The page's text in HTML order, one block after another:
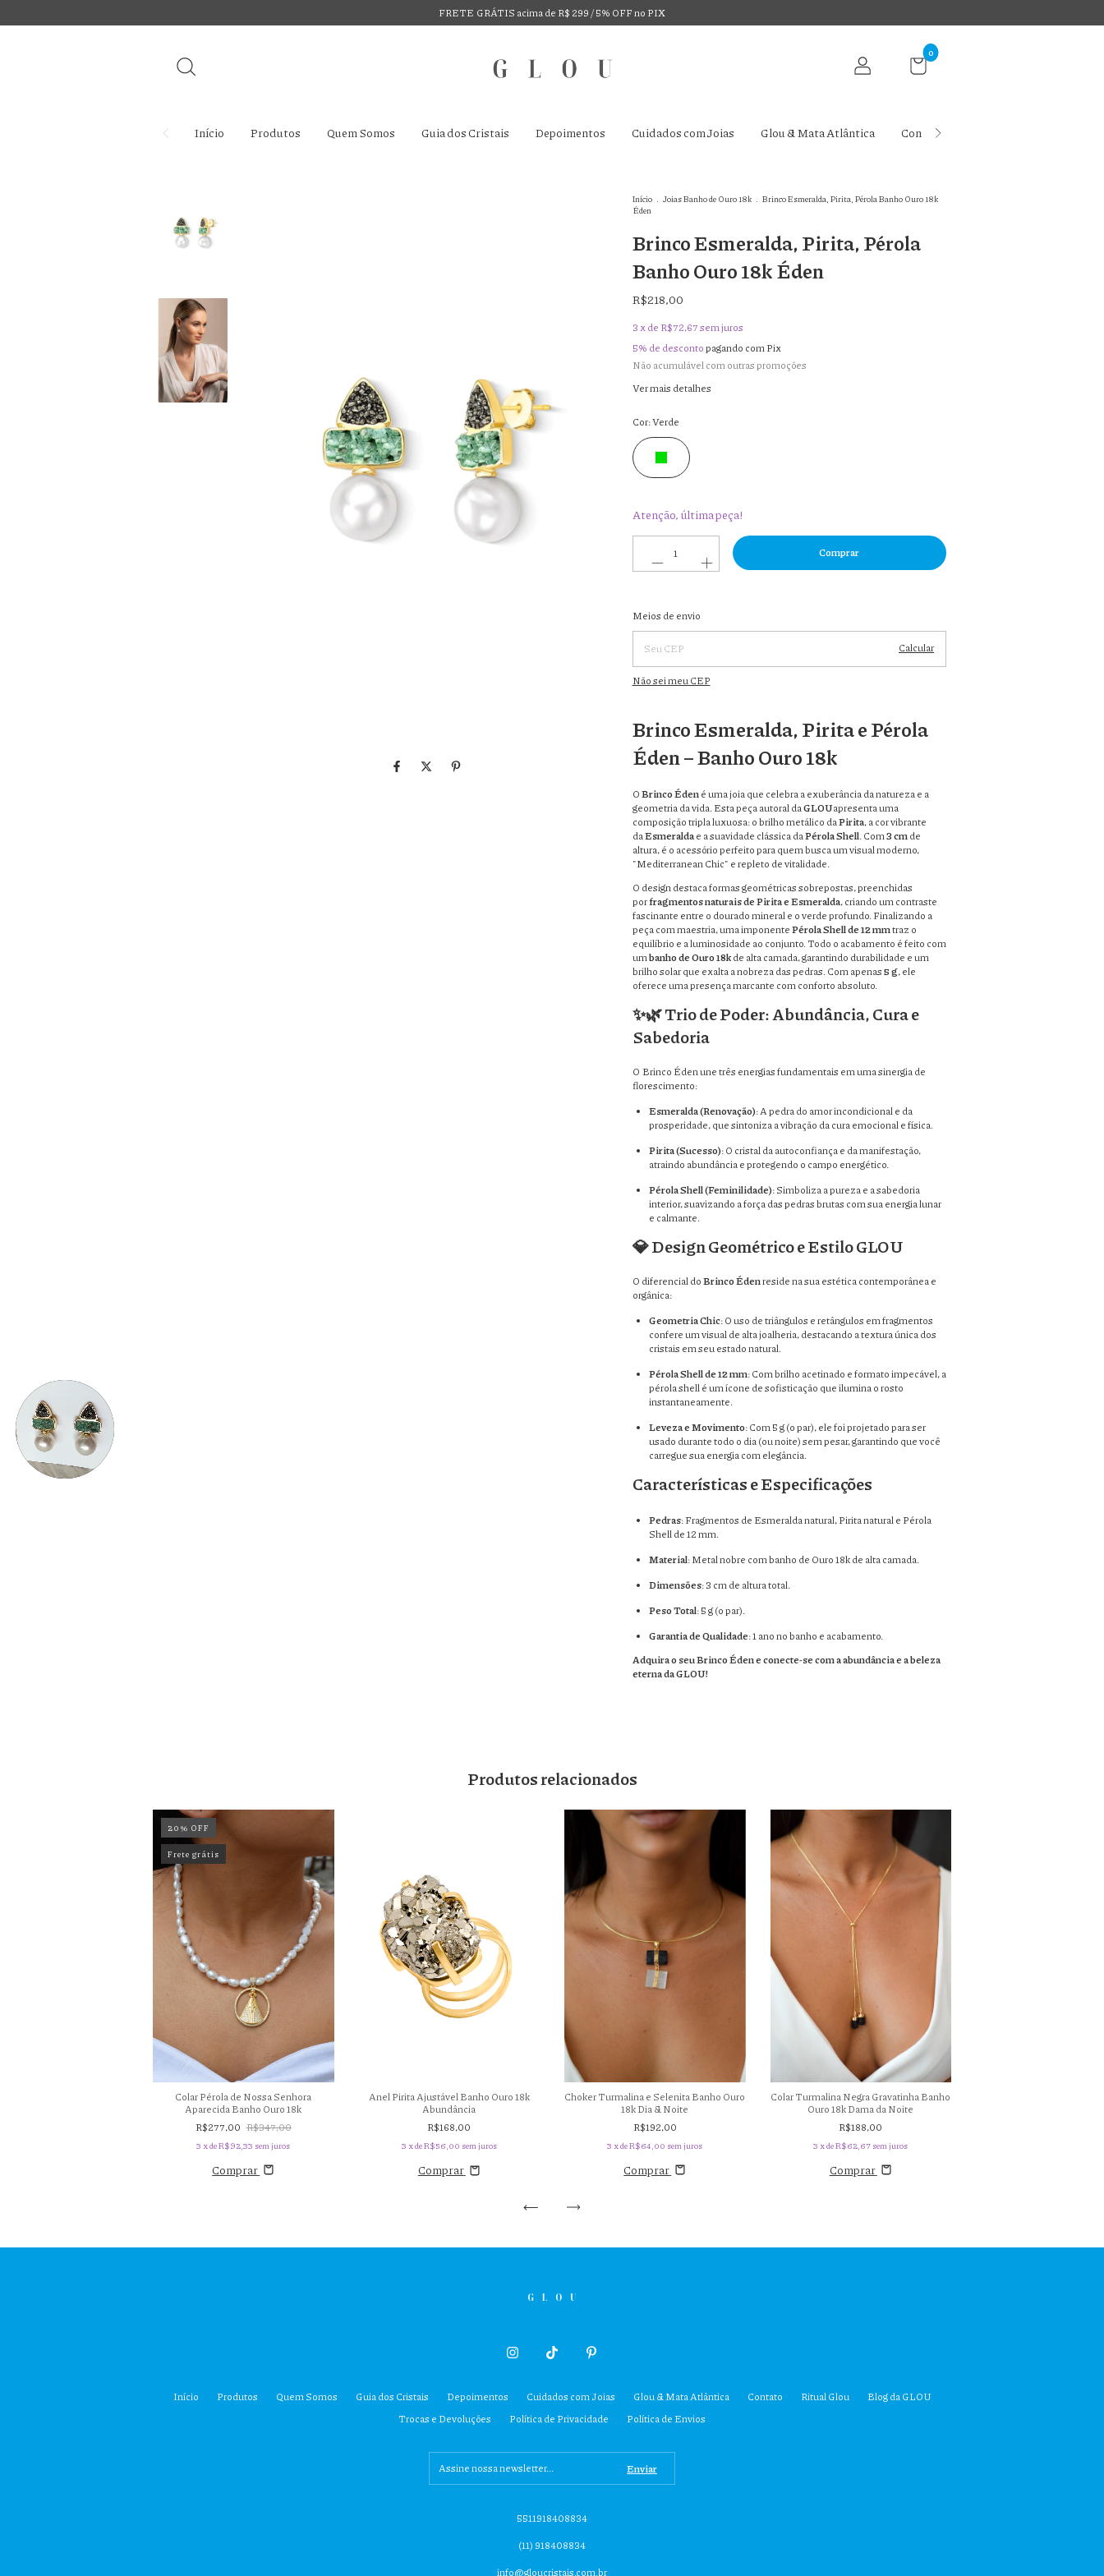
FRETE GRÁTIS acima de R$ 299 / 5% OFF no PIX
0
Início Produtos Quem Somos Guia dos Cristais Depoimentos Cuidados com Joias Glou & Mata Atlântica Contato
Início . Joias Banho de Ouro 18k . Brinco Esmeralda, Pirita, Pérola Banho Ouro 18k
Éden
Brinco Esmeralda, Pirita, Pérola
Banho Ouro 18k Éden
R$218,00
3 x de R$72,67sem juros
5% de descontopagando com Pix
Não acumulável com outras promoções
Ver mais detalhes
Cor:Verde
Atenção, última peça!
Entregas para o CEP:
CEP
Meios de envio
Calcular
Não sei meu CEP
Brinco Esmeralda, Pirita e Pérola
Éden – Banho Ouro 18k
OBrinco Édené uma joia que celebra a exuberância da natureza e a
geometria da vida. Esta peça autoral daGLOUapresenta uma
composição tripla luxuosa: o brilho metálico daPirita, a cor vibrante
daEsmeraldae a suavidade clássica daPérola Shell. Com3 cmde
altura, é o acessório perfeito para quem busca um visual moderno,
"Mediterranean Chic" e repleto de vitalidade.
O design destaca formas geométricas sobrepostas, preenchidas
porfragmentos naturais de Pirita e Esmeralda, criando um contraste
fascinante entre o dourado mineral e o verde profundo. Finalizando a
peça com maestria, uma imponentePérola Shell de 12 mmtraz o
equilíbrio e a luminosidade ao conjunto. Todo o acabamento é feito com
umbanho de Ouro 18kde alta camada, garantindo durabilidade e um
brilho solar que exalta a nobreza das pedras. Com apenas5 g, ele
oferece uma presença marcante com conforto absoluto.
✨🌿 Trio de Poder: Abundância, Cura e
Sabedoria
O Brinco Éden une três energias fundamentais em uma sinergia de
florescimento:
Esmeralda (Renovação): A pedra do amor incondicional e da
prosperidade, que sintoniza a vibração da cura emocional e física.
Pirita (Sucesso): O cristal da autoconfiança e da manifestação,
atraindo abundância e protegendo o campo energético.
Pérola Shell (Feminilidade): Simboliza a pureza e a sabedoria
interior, suavizando a força das pedras brutas com sua energia lunar
e calmante.
💎 Design Geométrico e Estilo GLOU
O diferencial doBrinco Édenreside na sua estética contemporânea e
orgânica:
Geometria Chic: O uso de triângulos e retângulos em fragmentos
confere um visual de alta joalheria, destacando a textura única dos
cristais em seu estado natural.
Pérola Shell de 12 mm: Com brilho acetinado e formato impecável, a
pérola shell é um ícone de sofisticação que ilumina o rosto
instantaneamente.
Leveza e Movimento: Com 5 g (o par), ele foi projetado para ser
usado durante todo o dia (ou noite) sem pesar, garantindo que você
carregue sua energia com elegância.
Características e Especificações
Pedras: Fragmentos de Esmeralda natural, Pirita natural e Pérola
Shell de 12 mm.
Material: Metal nobre com banho de Ouro 18k de alta camada.
Dimensões: 3 cm de altura total.
Peso Total: 5 g (o par).
Garantia de Qualidade: 1 ano no banho e acabamento.
Adquira o seu Brinco Éden e conecte-se com a abundância e a beleza
eterna da GLOU!
Produtos relacionados
20 % OFF
Frete grátis
Colar Pérola de Nossa Senhora
Aparecida Banho Ouro 18k
R$277,00 R$347,00
3 x deR$92,33 sem juros
Comprar
Anel Pirita Ajustável Banho Ouro 18k
Abundância
R$168,00
3 x deR$56,00 sem juros
Comprar
Choker Turmalina e Selenita Banho Ouro
18k Dia & Noite
R$192,00
3 x deR$64,00 sem juros
Comprar
Colar Turmalina Negra Gravatinha Banho
Ouro 18k Dama da Noite
R$188,00
3 x deR$62,67 sem juros
Comprar
Início Produtos Quem Somos Guia dos Cristais Depoimentos Cuidados com Joias Glou & Mata Atlântica Contato Ritual Glou
Blog da GLOU
Trocas e Devoluções
Política de Privacidade Política de Envios
5511918408834
(11) 918408834
info@gloucristais.com.br